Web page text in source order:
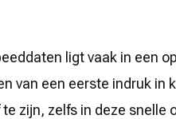
ligt vaak in een
van een eerste indruk in
zijn, zelfs in deze snelle